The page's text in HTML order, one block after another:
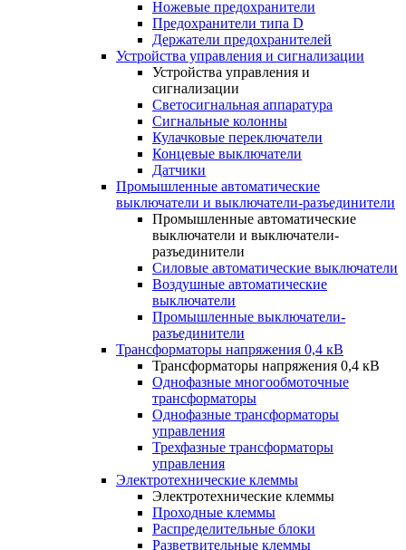
Ножевые предохранители
Предохранители типа D
Держатели предохранителей
Устройства управления и сигнализации
Устройства управления и
сигнализации
Светосигнальная аппаратура
Сигнальные колонны
Кулачковые переключатели
Концевые выключатели
Датчики
Промышленные автоматические
выключатели и выключатели-разъединители
Промышленные автоматические
выключатели и выключатели-
разъединители
Силовые автоматические выключатели
Воздушные автоматические
выключатели
Промышленные выключатели-
разъединители
Трансформаторы напряжения 0,4 кВ
Трансформаторы напряжения 0,4 кВ
Однофазные многообмоточные
трансформаторы
Однофазные трансформаторы
управления
Трехфазные трансформаторы
управления
Электротехнические клеммы
Электротехнические клеммы
Проходные клеммы
Распределительные блоки
Разветвительные клеммы